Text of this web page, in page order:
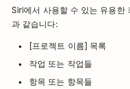
Siri에서 사용할 수 있는 유용한
과 같습니다:
[프로젝트 이름] 목록
작업 또는 작업들
항목 또는 항목들